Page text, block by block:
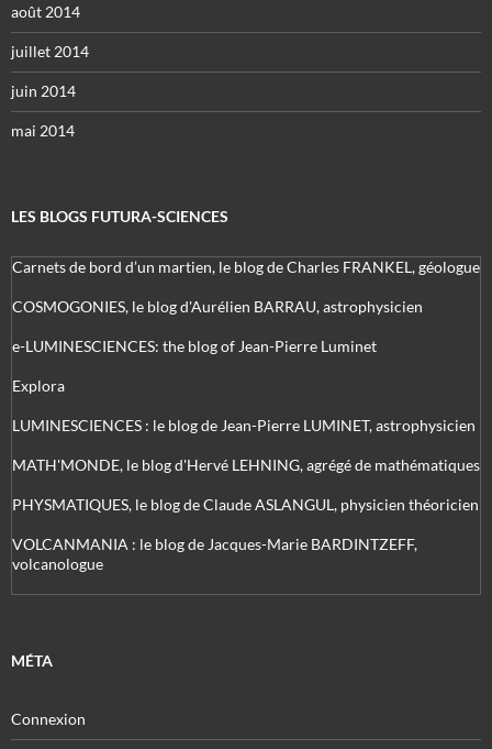
août 2014
juillet 2014
juin 2014
mai 2014
LES BLOGS FUTURA-SCIENCES
Carnets de bord d’un martien, le blog de Charles FRANKEL, géologue
COSMOGONIES, le blog d'Aurélien BARRAU, astrophysicien
e-LUMINESCIENCES: the blog of Jean-Pierre Luminet
Explora
LUMINESCIENCES : le blog de Jean-Pierre LUMINET, astrophysicien
MATH'MONDE, le blog d'Hervé LEHNING, agrégé de mathématiques
PHYSMATIQUES, le blog de Claude ASLANGUL, physicien théoricien
VOLCANMANIA : le blog de Jacques-Marie BARDINTZEFF,
volcanologue
MÉTA
Connexion